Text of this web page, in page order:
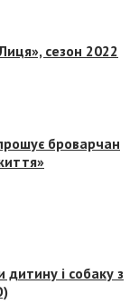
сезон 2022
броварчан
і собаку з